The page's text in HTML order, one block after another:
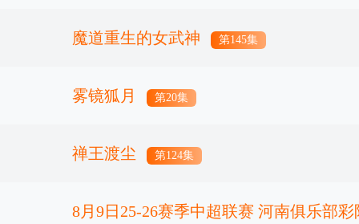
太阳 正片
魔道重生的女武神 第145集
雾镜狐月 第20集
禅王渡尘 第124集
8月9日25-26赛季中超联赛 河南俱乐部